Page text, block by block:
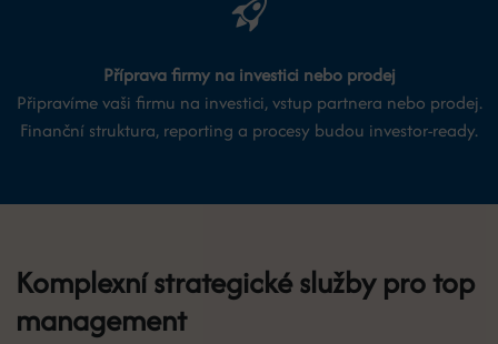
Příprava firmy na investici nebo prodej
Připravíme vaši firmu na investici, vstup partnera nebo prodej.
Finanční struktura, reporting a procesy budou investor-ready.
Komplexní strategické služby pro top
management